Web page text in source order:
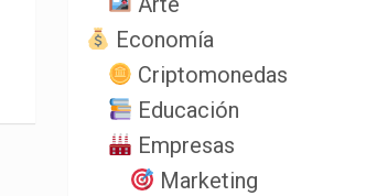
Economía
Criptomonedas
Educación
Empresas
Marketing